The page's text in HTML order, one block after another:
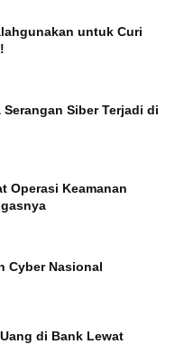
untuk Curi
Siber Terjadi di
Operasi Keamanan
Cyber Nasional
di Bank Lewat